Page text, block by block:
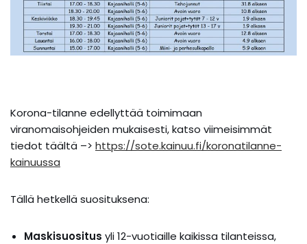
Korona-tilanne edellyttää toimimaan
viranomaisohjeiden mukaisesti, katso viimeisimmät
tiedot täältä –> https://sote.kainuu.fi/koronatilanne-
kainuussa
Tällä hetkellä suosituksena:
Mas­ki­suo­si­tus yli 12-vuo­tiail­le kai­kis­sa ti­lan­teis­sa,